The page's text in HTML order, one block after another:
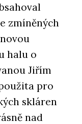
zmíněných
halu o
Jiřím
použita pro
skláren
nad